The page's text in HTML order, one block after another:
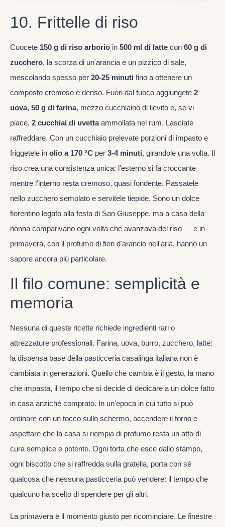
10. Frittelle di riso
Cuocete 150 g di riso arborio in 500 ml di latte con 60 g di
zucchero, la scorza di un'arancia e un pizzico di sale,
mescolando spesso per 20-25 minuti fino a ottenere un
composto cremoso e denso. Fuori dal fuoco aggiungete 2
uova, 50 g di farina, mezzo cucchiaino di lievito e, se vi
piace, 2 cucchiai di uvettaammollata nel rum. Lasciate
raffreddare. Con un cucchiaio prelevate porzioni di impasto e
friggetele in olio a 170 °C per 3-4 minuti, girandole una volta. Il
riso crea una consistenza unica: l'esterno si fa croccante
mentre l'interno resta cremoso, quasi fondente. Passatele
nello zucchero semolato e servitele tiepide. Sono un dolce
fiorentino legato alla festa di San Giuseppe, ma a casa della
nonna comparivano ogni volta che avanzava del riso — e in
primavera, con il profumo di fiori d'arancio nell'aria, hanno un
sapore ancora più particolare.
Il filo comune: semplicità e
memoria
Nessuna di queste ricette richiede ingredienti rari o
attrezzature professionali. Farina, uova, burro, zucchero, latte:
la dispensa base della pasticceria casalinga italiana non è
cambiata in generazioni. Quello che cambia è il gesto, la mano
che impasta, il tempo che si decide di dedicare a un dolce fatto
in casa anziché comprato. In un'epoca in cui tutto si può
ordinare con un tocco sullo schermo, accendere il forno e
aspettare che la casa si riempia di profumo resta un atto di
cura semplice e potente. Ogni torta che esce dallo stampo,
ogni biscotto che si raffredda sulla gratella, porta con sé
qualcosa che nessuna pasticceria può vendere: il tempo che
qualcuno ha scelto di spendere per gli altri.
La primavera è il momento giusto per ricominciare. Le finestre